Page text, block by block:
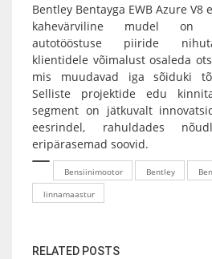
Bentley Bentayga EWB Azure
kahevärviline mudel on
autotööstuse piiride
klientidele võimalust osaleda
mis muudavad iga sõiduki
Selliste projektide edu
segment on jätkuvalt
eesrindel, rahuldades
eripärasemad soovid.
Bensiinimootor Bentley
linnamaastur
RELATED POSTS